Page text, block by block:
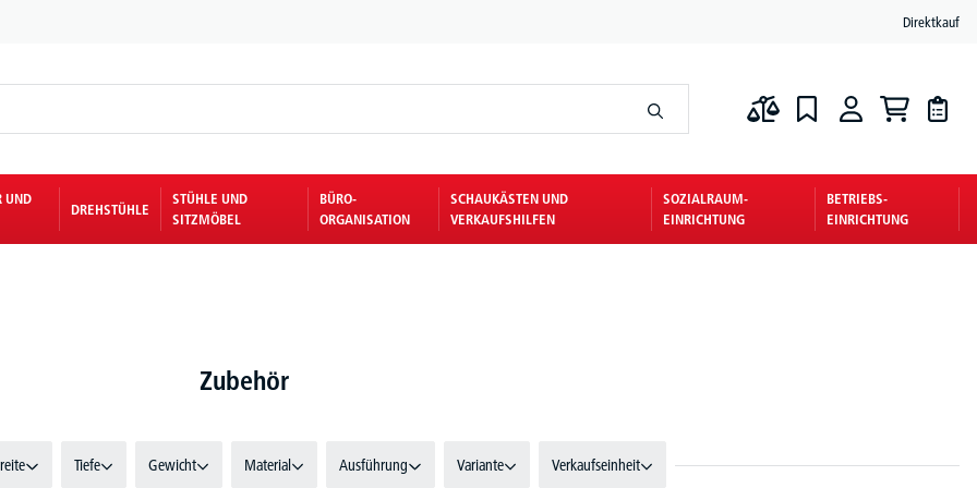
Direktkauf
UND
DREHSTÜHLE
STÜHLE UND
SITZMÖBEL
BÜRO-
ORGANISATION
SCHAUKÄSTEN UND
VERKAUFSHILFEN
SOZIALRAUM-
EINRICHTUNG
BETRIEBS-
EINRICHTUNG
Zubehör
Tiefe Gewicht Material Ausführung Variante Verkaufseinheit